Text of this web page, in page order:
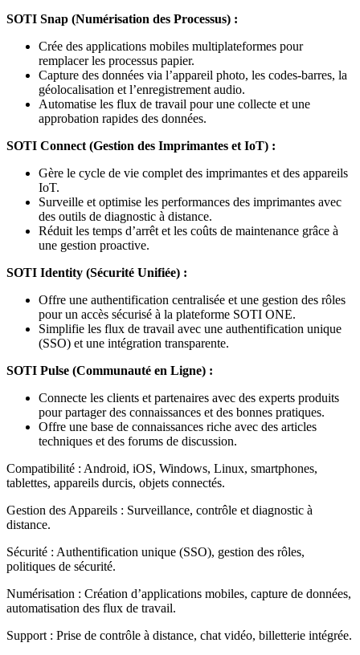
SOTI Snap (Numérisation des Processus) :
Crée des applications mobiles multiplateformes pour
remplacer les processus papier.
Capture des données via l’appareil photo, les codes-barres, la
géolocalisation et l’enregistrement audio.
Automatise les flux de travail pour une collecte et une
approbation rapides des données.
SOTI Connect (Gestion des Imprimantes et IoT) :
Gère le cycle de vie complet des imprimantes et des appareils
IoT.
Surveille et optimise les performances des imprimantes avec
des outils de diagnostic à distance.
Réduit les temps d’arrêt et les coûts de maintenance grâce à
une gestion proactive.
SOTI Identity (Sécurité Unifiée) :
Offre une authentification centralisée et une gestion des rôles
pour un accès sécurisé à la plateforme SOTI ONE.
Simplifie les flux de travail avec une authentification unique
(SSO) et une intégration transparente.
SOTI Pulse (Communauté en Ligne) :
Connecte les clients et partenaires avec des experts produits
pour partager des connaissances et des bonnes pratiques.
Offre une base de connaissances riche avec des articles
techniques et des forums de discussion.
Compatibilité : Android, iOS, Windows, Linux, smartphones,
tablettes, appareils durcis, objets connectés.
Gestion des Appareils : Surveillance, contrôle et diagnostic à
distance.
Sécurité : Authentification unique (SSO), gestion des rôles,
politiques de sécurité.
Numérisation : Création d’applications mobiles, capture de données,
automatisation des flux de travail.
Support : Prise de contrôle à distance, chat vidéo, billetterie intégrée.